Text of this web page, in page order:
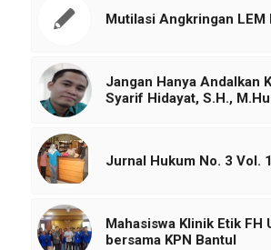
Mutilasi Angkringan LEM
Jangan Hanya Andalkan
Syarif Hidayat, S.H.,
Jurnal Hukum No. 3 Vol.
Mahasiswa Klinik Etik FH
bersama KPN Bantul